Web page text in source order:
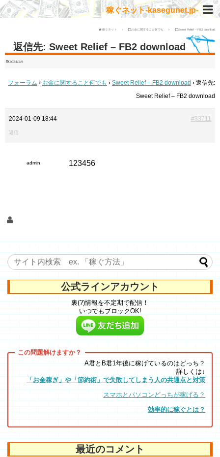
稼ぐネット-kasegunet.jp-
稼ぐネット お金に関すること何でも Sweet Relief – FB2 download
返信先: Sweet Relief – FB2 download
2024/1/9
フォーラム › お金に関すること何でも › Sweet Relief – FB2 download › 返信先:
Sweet Relief – FB2 download
2024-01-09 18:44 #33711
返信
admin 123456
公式ラインアカウント
裏(?)情報を不定期で配信！
いつでもブロックOK!
A君とB君1年後に稼げているのはどっち？
詳しくは↓
「お金稼ぎ」や「節約術」で失敗してしまう人の共通点と対策
スマホとパソコンどっちが稼げる？
効率的に稼ぐとは？
最近のコメント